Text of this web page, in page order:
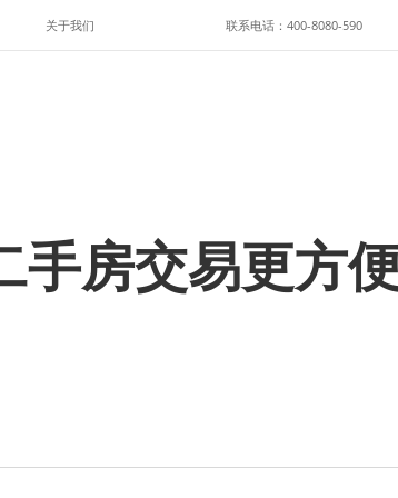
关于我们 联系电话：400-8080-590
手房交易更方